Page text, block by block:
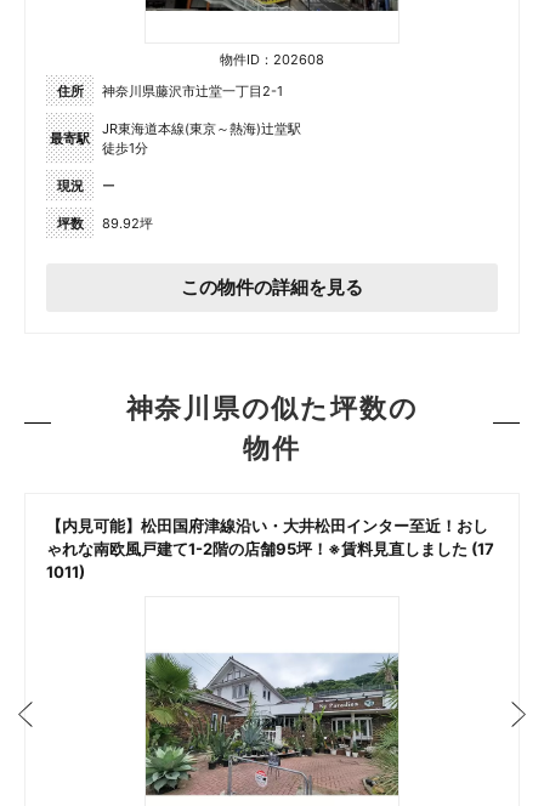
物件ID：202608
住所
神奈川県藤沢市辻堂一丁目2-1
最寄駅
JR東海道本線(東京～熱海)辻堂駅
徒歩1分
現況 ー
坪数 89.92坪
この物件の詳細を見る
神奈川県の似た坪数の
物件
【内見可能】松田国府津線沿い・大井松田インター至近！おし
ゃれな南欧風戸建て1-2階の店舗95坪！※賃料見直しました (17
1011)